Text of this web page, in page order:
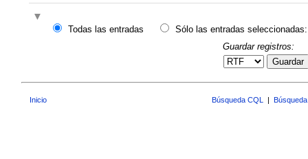
Todas las entradas
Sólo las entradas seleccionadas:
Guardar registros:
Guardar
Inicio Búsqueda CQL